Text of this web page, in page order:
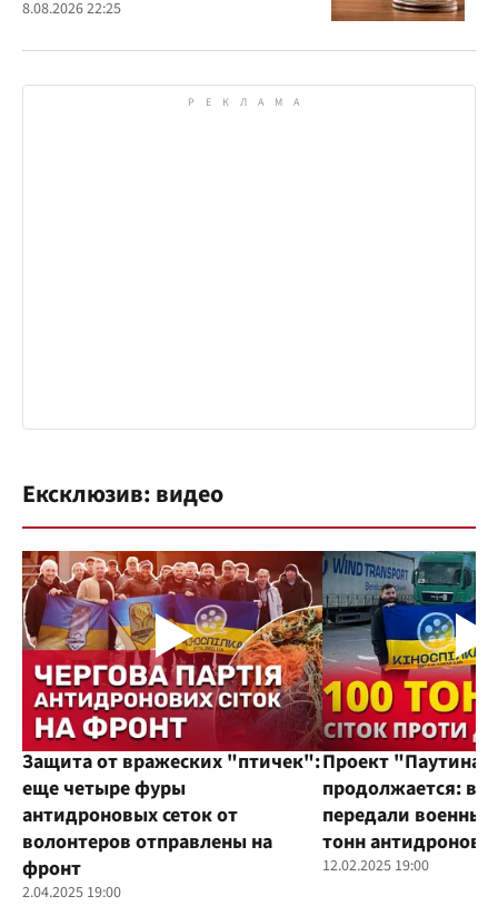
должным образом о дате и месте
8.08.2026 22:25
Ексклюзив: видео
Защита от вражеских "птичек":
еще четыре фуры
антидроновых сеток от
волонтеров отправлены на
фронт
2.04.2025 19:00
Проект "Паутина"
продолжается:
передали
тонн
12.02.2025 19:00